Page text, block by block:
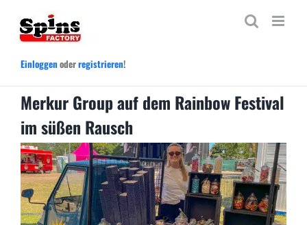
Inhalt
springen
Einloggenoderregistrieren!
Merkur Group auf dem Rainbow Festival
im süßen Rausch